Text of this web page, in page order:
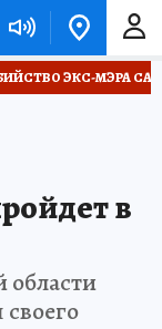
ЭКС-МЭРА
в